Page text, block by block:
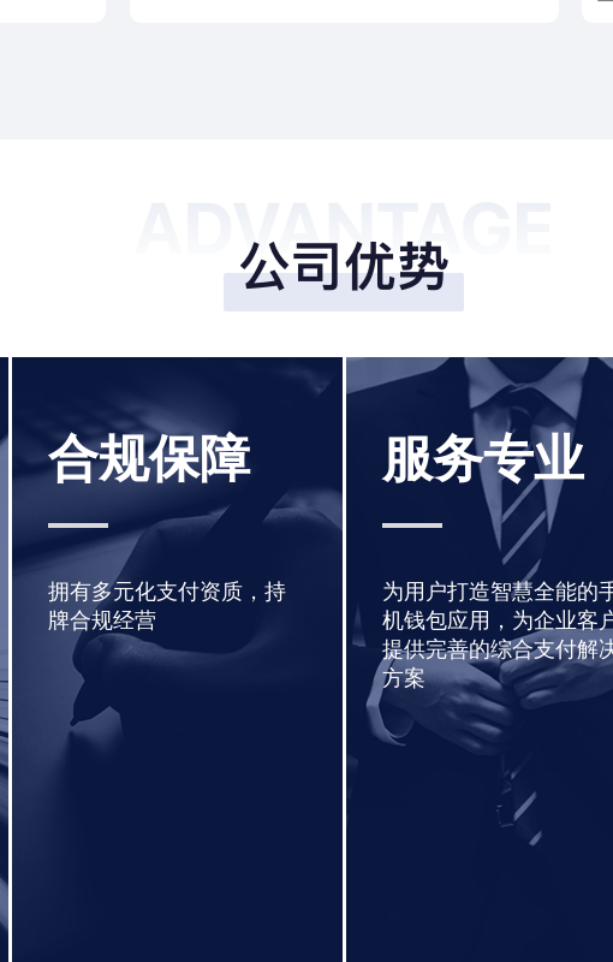
合规保障
拥有多元化支付资质，持
牌合规经营
服务专业
为用户打造智慧全能的
机钱包应用，为企业客
提供完善的综合支付解
方案